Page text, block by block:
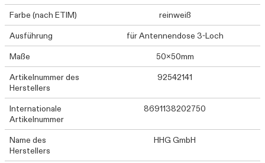
Farbe (nach ETIM)
reinweiß
Ausführung
für Antennendose 3-Loch
Maße
50x50mm
Artikelnummer des
Herstellers
92542141
Internationale
Artikelnummer
8691138202750
Name des
Herstellers
HHG GmbH